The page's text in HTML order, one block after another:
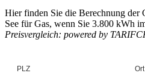
Hier finden Sie die Berechnung der
See für Gas, wenn Sie 3.800 kWh
Preisvergleich: powered by